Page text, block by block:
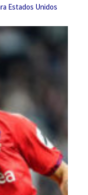
Estados Unidos